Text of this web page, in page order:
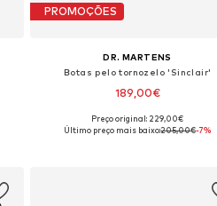
PROMOÇÕES
DR. MARTENS
Botas pelo tornozelo 'Sinclair'
189,00€
Disponível em vários tamanhos
Preço original: 229,00€
Último preço mais baixo:205,00€-7%